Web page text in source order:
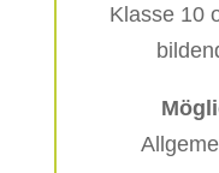
Klasse 10